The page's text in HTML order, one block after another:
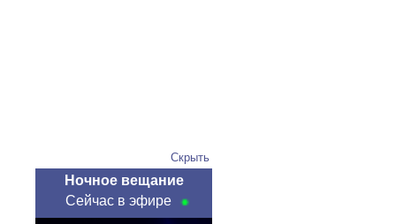
Скрыть
Ночное вещание
Сейчас в эфире